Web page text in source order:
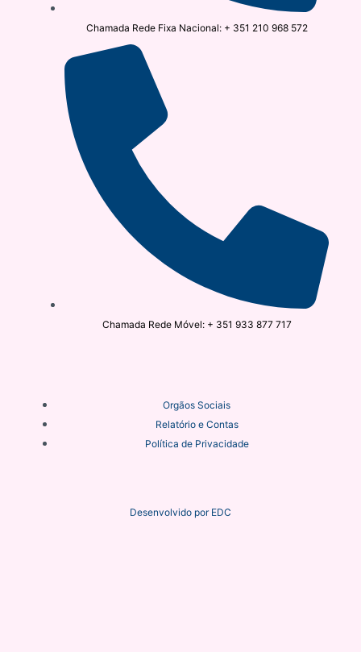
Chamada Rede Fixa Nacional: + 351 210 968 572
Chamada Rede Móvel: + 351 933 877 717
Orgãos Sociais
Relatório e Contas
Política de Privacidade
Desenvolvido por EDC